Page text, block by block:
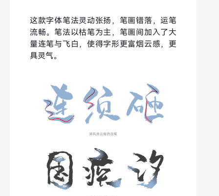
这款字体笔法灵动张扬，笔画错落，运笔
流畅。笔法以枯笔为主，笔画间加入了大
量连笔与飞白，使得字形更富烟云感，更
具灵气。